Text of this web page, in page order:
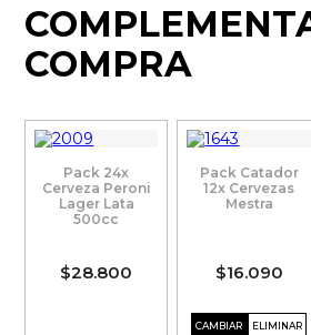
COMPRA
Pack 24x
Cerveza Peroni
Lager Lata
500cc
$28.800
Pack Catador
12x Cervezas
Mestra
$16.090